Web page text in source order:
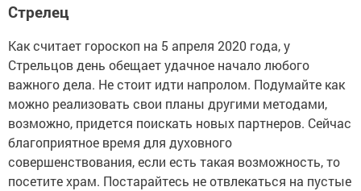
Стрелец
Как считает гороскоп на 5 апреля 2020 года, у
Стрельцов день обещает удачное начало любого
важного дела. Не стоит идти напролом. Подумайте как
можно реализовать свои планы другими методами,
возможно, придется поискать новых партнеров. Сейчас
благоприятное время для духовного
совершенствования, если есть такая возможность, то
посетите храм. Постарайтесь не отвлекаться на пустые